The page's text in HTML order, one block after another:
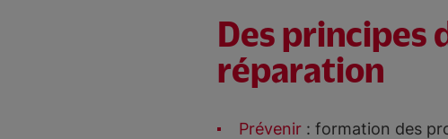
Des principes
réparation
Prévenir : formation des